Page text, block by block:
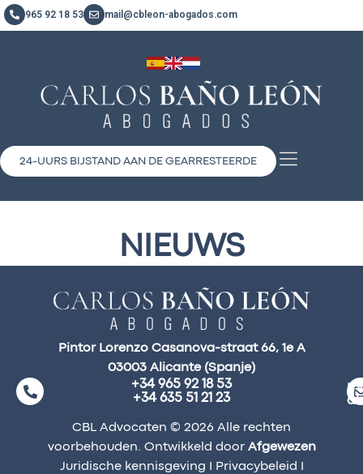
965 92 18 53 mail@cbleon-abogados.com
24-UURS BIJSTAND AAN DE GEARRESTEERDE
NIEUWS
Pintor Lorenzo Casanova-straat 66, 1e A
03003 Alicante (Spanje)
+34 965 92 18 53
+34 635 51 21 23
CBL Advocaten © 2026 Alle rechten
voorbehouden. Ontwikkeld door Afgewezen
Juridische kennisgeving
Privacybeleid